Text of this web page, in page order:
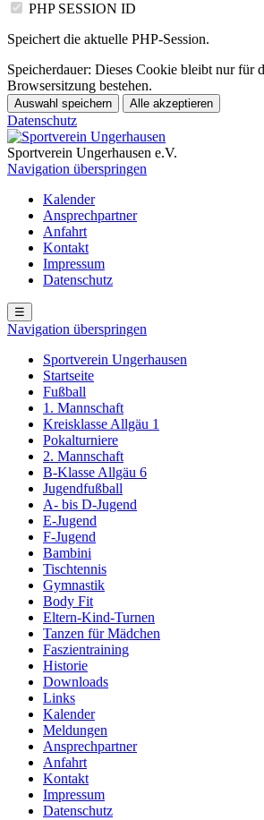
PHP SESSION ID
Speichert die aktuelle PHP-Session.
Speicherdauer: Dieses Cookie bleibt nur für
Browsersitzung bestehen.
Auswahl speichern Alle akzeptieren
Datenschutz
Sportverein Ungerhausen e.V.
Navigation überspringen
Kalender
Ansprechpartner
Anfahrt
Kontakt
Impressum
Datenschutz
☰
Navigation überspringen
Sportverein Ungerhausen
Startseite
Fußball
1. Mannschaft
Kreisklasse Allgäu 1
Pokalturniere
2. Mannschaft
B-Klasse Allgäu 6
Jugendfußball
A- bis D-Jugend
E-Jugend
F-Jugend
Bambini
Tischtennis
Gymnastik
Body Fit
Eltern-Kind-Turnen
Tanzen für Mädchen
Faszientraining
Historie
Downloads
Links
Kalender
Meldungen
Ansprechpartner
Anfahrt
Kontakt
Impressum
Datenschutz